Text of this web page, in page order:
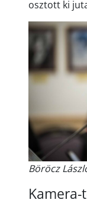
osztott ki
Böröcz